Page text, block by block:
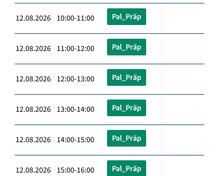
12.08.2026 10:00-11:00 Pal_Präp
12.08.2026 11:00-12:00 Pal_Präp
12.08.2026 12:00-13:00 Pal_Präp
12.08.2026 13:00-14:00 Pal_Präp
12.08.2026 14:00-15:00 Pal_Präp
12.08.2026 15:00-16:00 Pal_Präp